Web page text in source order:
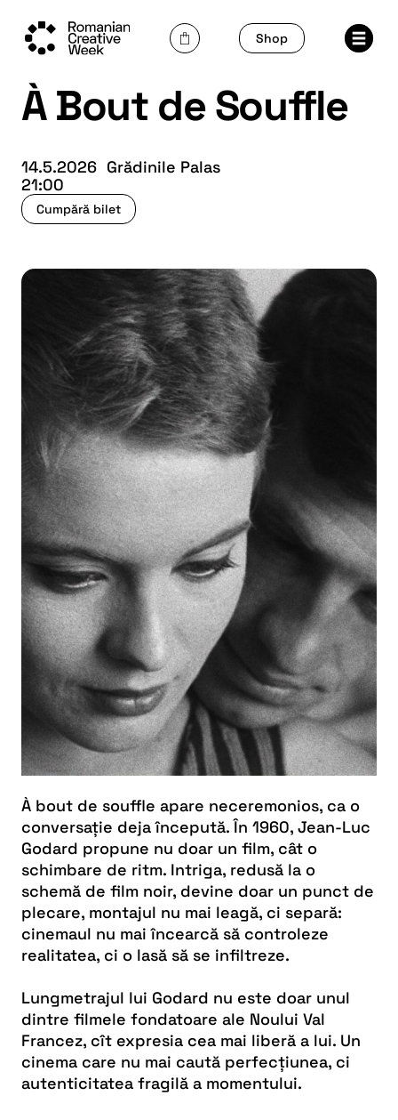
content
Shop
À Bout de Souffle
14.5.2026
21:00
Grădinile Palas
Cumpără bilet
À bout de souffle apare neceremonios, ca o
conversație deja începută. În 1960, Jean-Luc
Godard propune nu doar un film, cât o
schimbare de ritm. Intriga, redusă la o
schemă de film noir, devine doar un punct de
plecare, montajul nu mai leagă, ci separă:
cinemaul nu mai încearcă să controleze
realitatea, ci o lasă să se infiltreze.
Lungmetrajul lui Godard nu este doar unul
dintre filmele fondatoare ale Noului Val
Francez, cît expresia cea mai liberă a lui. Un
cinema care nu mai caută perfecțiunea, ci
autenticitatea fragilă a momentului.